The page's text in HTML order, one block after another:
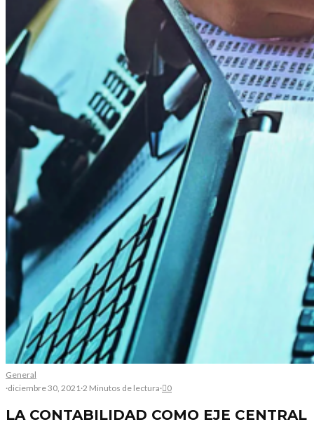
General
·diciembre 30, 2021 ·2 Minutos de lectura· 0
LA CONTABILIDAD COMO EJE CENTRAL